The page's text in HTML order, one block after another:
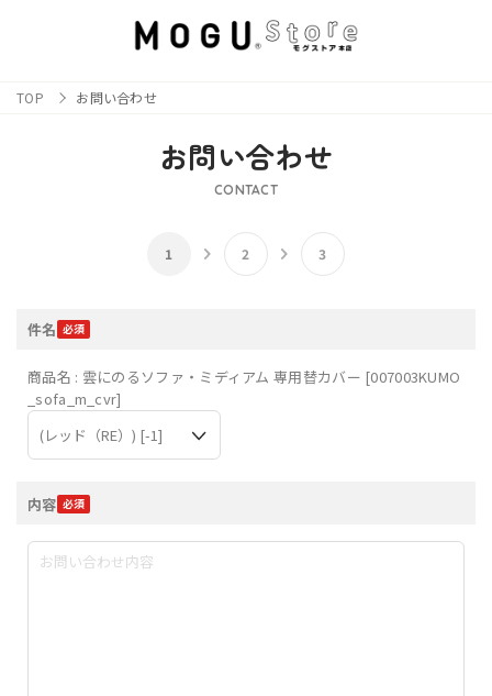
TOP お問い合わせ
お問い合わせ
CONTACT
件名
商品名 : 雲にのるソファ・ミディアム 専用替カバー [007003KUMO
_sofa_m_cvr]
内容